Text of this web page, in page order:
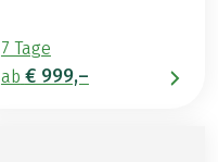
7 Tage
ab € 999,–